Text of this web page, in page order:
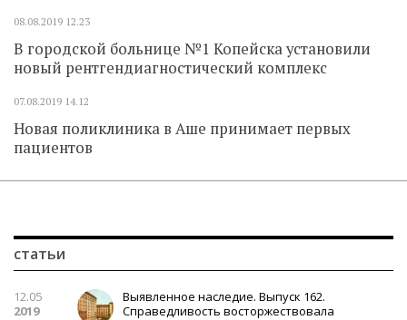
08.08.2019 12.23
В городской больнице №1 Копейска установили
новый рентгендиагностический комплекс
07.08.2019 14.12
Новая поликлиника в Аше принимает первых
пациентов
статьи
12.05
2019
Выявленное наследие. Выпуск 162.
Справедливость восторжествовала